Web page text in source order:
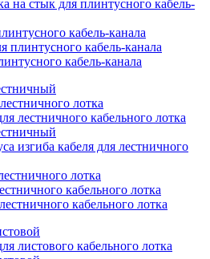
на стык для плинтусного кабель-
кабель-канала
плинтусного кабель-канала
кабель-канала
лотка
лестничного кабельного лотка
изгиба кабеля для лестничного
лотка
кабельного лотка
кабельного лотка
листового кабельного лотка